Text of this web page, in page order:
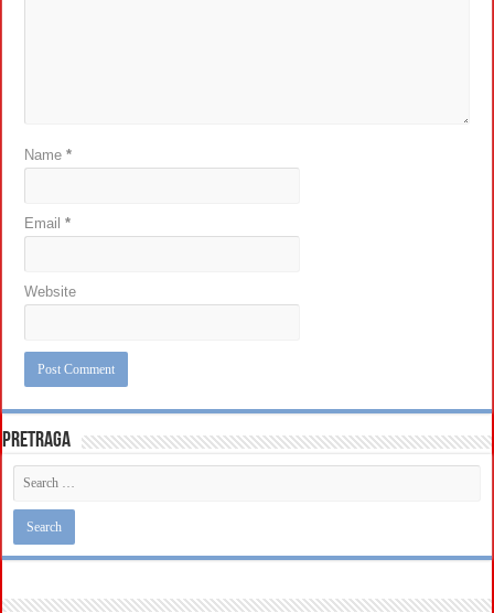
Name*
Email*
Website
Pretraga